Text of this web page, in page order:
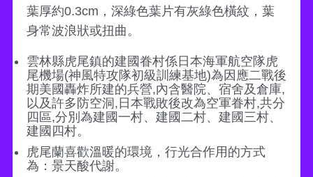
葉厚約0.3cm，深綠色葉片有灰綠色橫紋，葉
身常波浪狀或扭曲。
雲林縣虎尾鎮的建國眷村係日本海軍航空隊虎
尾機場(神風特攻隊初級訓練基地)為因應二戰後
期美國轟炸所建的兵營,內含醫院、宿舍及倉庫,
以及許多防空洞,日本戰敗後改為空軍眷村,共分
四區,分別為建國一村、建國二村、建國三村、
建國四村。
虎尾蘭喜歡溫暖的環境，行光合作用的方式
為：景天酸代謝。